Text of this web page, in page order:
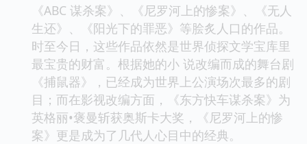
《ABC 谋杀案》、《尼罗河上的惨案》、《无人
生还》、《阳光下的罪恶》等脍炙人口的作品。
时至今日，这些作品依然是世界侦探文学宝库里
最宝贵的财富。根据她的小 说改编而成的舞台剧
《捕鼠器》，已经成为世界上公演场次最多的剧
目；而在影视改编方面，《东方快车谋杀案》为
英格丽•褒曼斩获奥斯卡大奖，《尼罗河上的惨
案》更是成为了几代人心目中的经典。